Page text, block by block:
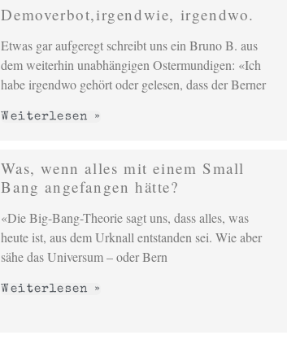
Demoverbot,irgendwie, irgendwo.
Etwas gar aufgeregt schreibt uns ein Bruno B. aus
dem weiterhin unabhängigen Ostermundigen: «Ich
habe irgendwo gehört oder gelesen, dass der Berner
Weiterlesen »
Was, wenn alles mit einem Small
Bang angefangen hätte?
«Die Big-Bang-Theorie sagt uns, dass alles, was
heute ist, aus dem Urknall entstanden sei. Wie aber
sähe das Universum – oder Bern
Weiterlesen »